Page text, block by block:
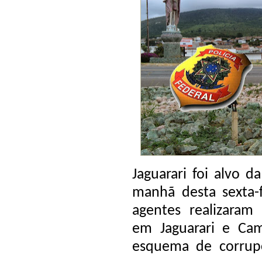
Jaguarari foi alvo da
manhã desta
agentes
em Jaguarari e
esquema de